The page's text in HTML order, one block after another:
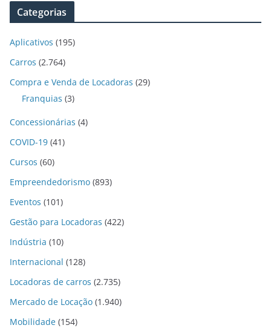
Categorias
Aplicativos (195)
Carros (2.764)
Compra e Venda de Locadoras (29)
Franquias (3)
Concessionárias (4)
COVID-19 (41)
Cursos (60)
Empreendedorismo (893)
Eventos (101)
Gestão para Locadoras (422)
Indústria (10)
Internacional (128)
Locadoras de carros (2.735)
Mercado de Locação (1.940)
Mobilidade (154)